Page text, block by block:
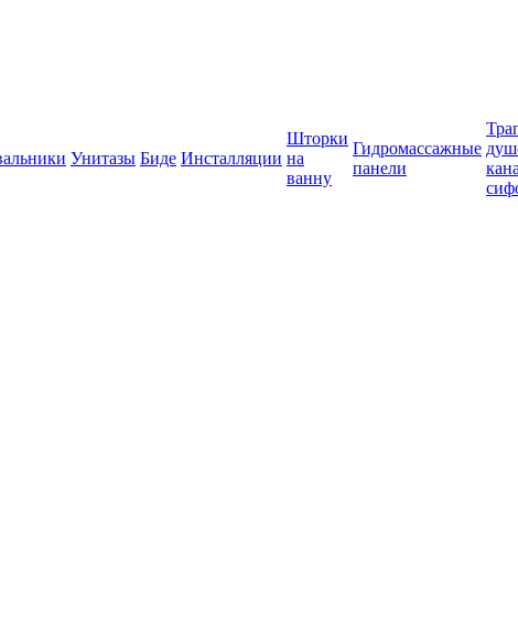
Унитазы Биде Инсталляции
Шторки
на
ванну
Гидромассажные
панели